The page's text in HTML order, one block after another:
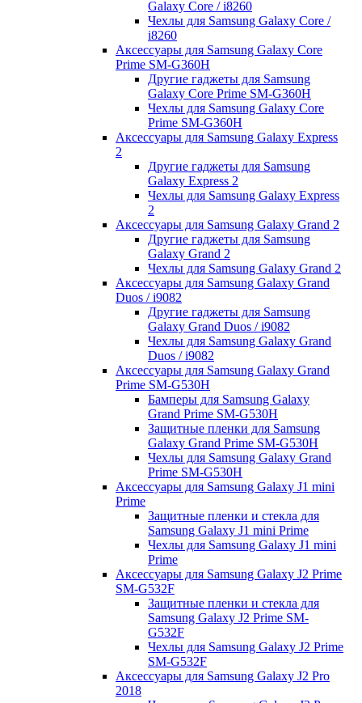
Galaxy Core / i8260
Чехлы для Samsung Galaxy Core /
i8260
Аксессуары для Samsung Galaxy Core
Prime SM-G360H
Другие гаджеты для Samsung
Galaxy Core Prime SM-G360H
Чехлы для Samsung Galaxy Core
Prime SM-G360H
Аксессуары для Samsung Galaxy Express
2
Другие гаджеты для Samsung
Galaxy Express 2
Чехлы для Samsung Galaxy Express
2
Аксессуары для Samsung Galaxy Grand 2
Другие гаджеты для Samsung
Galaxy Grand 2
Чехлы для Samsung Galaxy Grand 2
Аксессуары для Samsung Galaxy Grand
Duos / i9082
Другие гаджеты для Samsung
Galaxy Grand Duos / i9082
Чехлы для Samsung Galaxy Grand
Duos / i9082
Аксессуары для Samsung Galaxy Grand
Prime SM-G530H
Бамперы для Samsung Galaxy
Grand Prime SM-G530H
Защитные пленки для Samsung
Galaxy Grand Prime SM-G530H
Чехлы для Samsung Galaxy Grand
Prime SM-G530H
Аксессуары для Samsung Galaxy J1 mini
Prime
Защитные пленки и стекла для
Samsung Galaxy J1 mini Prime
Чехлы для Samsung Galaxy J1 mini
Prime
Аксессуары для Samsung Galaxy J2 Prime
SM-G532F
Защитные пленки и стекла для
Samsung Galaxy J2 Prime SM-
G532F
Чехлы для Samsung Galaxy J2 Prime
SM-G532F
Аксессуары для Samsung Galaxy J2 Pro
2018